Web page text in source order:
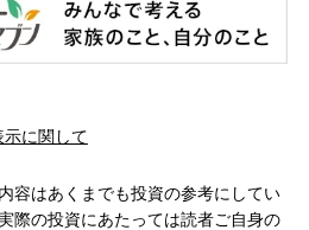
示に関して
容はあくまでも投資の参考にしてい
際の投資にあたっては読者ご自身の